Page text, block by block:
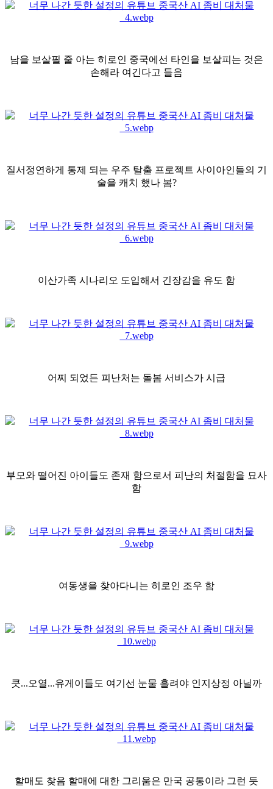
남을 보살필 줄 아는 히로인 중국에선 타인을 보살피는 것은
손해라 여긴다고 들음
질서정연하게 통제 되는 우주 탈출 프로젝트 사이아인들의 기
술을 캐치 했나 봄?
이산가족 시나리오 도입해서 긴장감을 유도 함
어찌 되었든 피난처는 돌봄 서비스가 시급
부모와 떨어진 아이들도 존재 함으로서 피난의 처절함을 묘사
함
여동생을 찾아다니는 히로인 조우 함
큿...오열...유게이들도 여기선 눈물 흘려야 인지상정 아닐까
할매도 찾음 할매에 대한 그리움은 만국 공통이라 그런 듯